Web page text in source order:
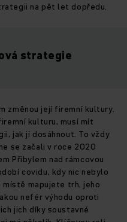
na pět let dopředu.
strategie
změnou její firemní kultury.
kulturu, musí mít
jak jí dosáhnout. To vždy
se začali v roce 2020
Přibylem nad rámcovou
covidu, kdy nic nebylo
mapujete trh, jeho
nefér výhodu oproti
jich díky soustavné